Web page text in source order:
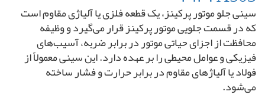
ته
میل
لنگ
موتور
پرکینز
۴۰۳
موتور
سینی جلو موتور پرکینز، یک قطعه فلزی یا آلیاژی مقاوم است
که در قسمت جلویی موتور پرکینز قرار می‌گیرد و وظیفه
محافظت از اجزای حیاتی موتور در برابر ضربه، آسیب‌های
فیزیکی و عوامل محیطی را بر عهده دارد. این سینی معمولاً از
فولاد یا آلیاژهای مقاوم در برابر حرارت و فشار ساخته
می‌شود.